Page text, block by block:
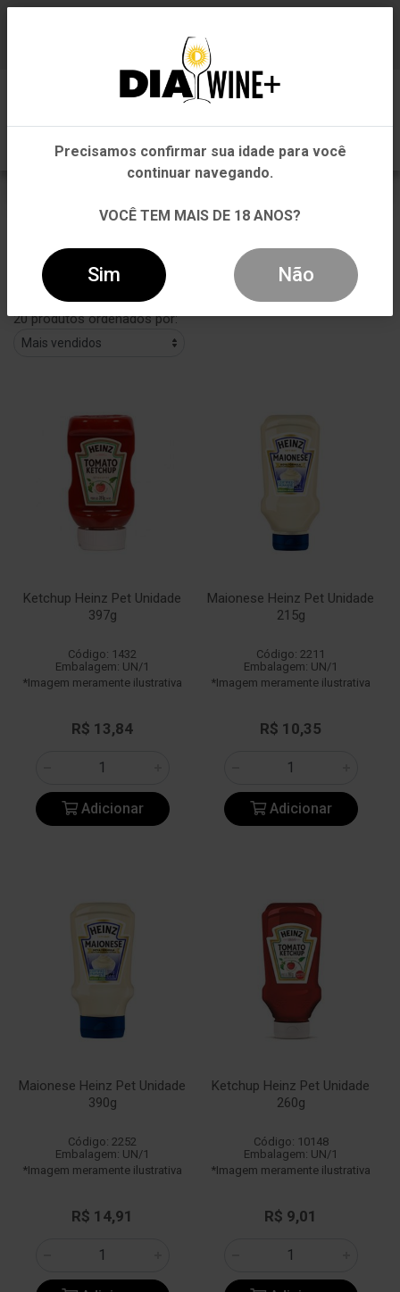
Filtros
20 produtos ordenados por:
Ketchup Heinz Pet Unidade
397g
Código: 1432
Embalagem: UN/1
*Imagem meramente ilustrativa
R$ 13,84
Adicionar
Maionese Heinz Pet Unidade
215g
Código: 2211
Embalagem: UN/1
*Imagem meramente ilustrativa
R$ 10,35
Adicionar
Maionese Heinz Pet Unidade
390g
Código: 2252
Embalagem: UN/1
*Imagem meramente ilustrativa
R$ 14,91
Ketchup Heinz Pet Unidade
260g
Código: 10148
Embalagem: UN/1
*Imagem meramente ilustrativa
R$ 9,01
Em que Estado você está?
Pernambuco
Outros Estados
Precisamos confirmar sua idade para você
continuar navegando.
VOCÊ TEM MAIS DE 18 ANOS?
Sim Não